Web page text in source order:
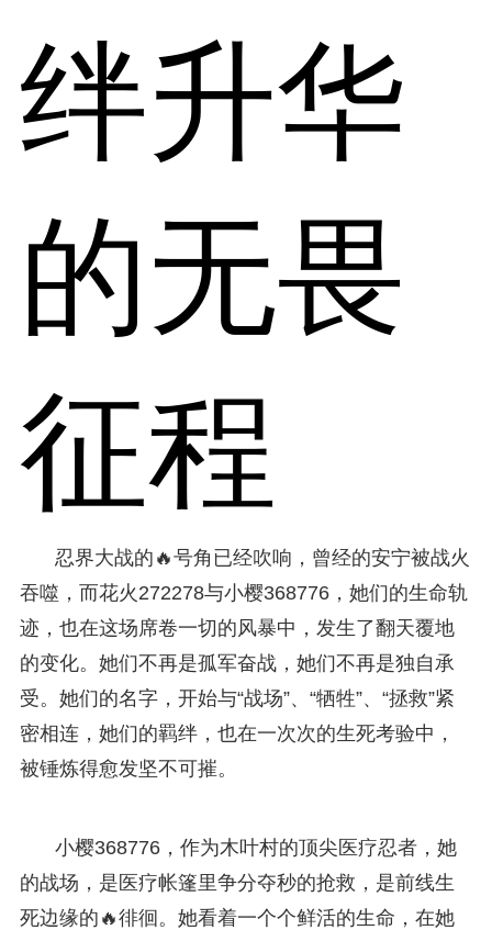
绊升华
的无畏
征程
忍界大战的🔥号角已经吹响，曾经的安宁被战火
吞噬，而花火272278与小樱368776，她们的生命轨
迹，也在这场席卷一切的风暴中，发生了翻天覆地
的变化。她们不再是孤军奋战，她们不再是独自承
受。她们的名字，开始与“战场”、“牺牲”、“拯救”紧
密相连，她们的羁绊，也在一次次的生死考验中，
被锤炼得愈发坚不可摧。
小樱368776，作为木叶村的顶尖医疗忍者，她
的战场，是医疗帐篷里争分夺秒的抢救，是前线生
死边缘的🔥徘徊。她看着一个个鲜活的生命，在她